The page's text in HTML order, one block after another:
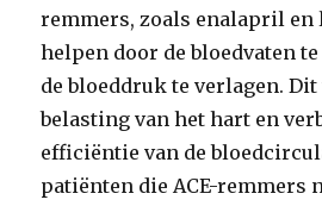
remmers, zoals enalapril
helpen door de bloedvaten
de bloeddruk te verlagen.
belasting van het hart en
efficiëntie van de
patiënten die ACE-remmers